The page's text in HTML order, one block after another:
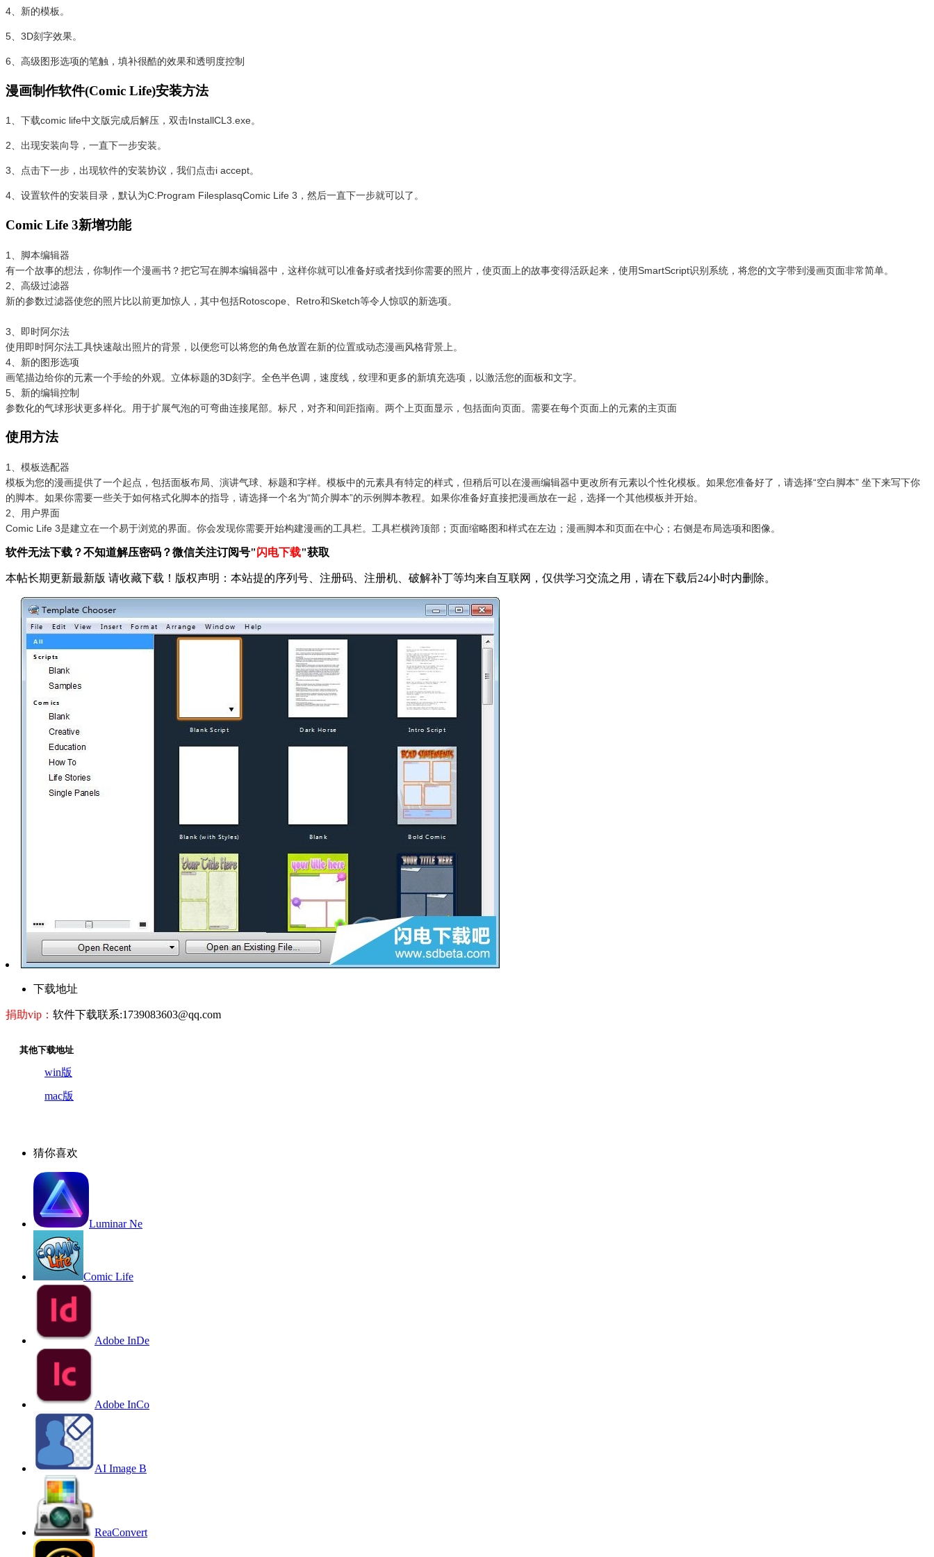
4、新的模板。
5、3D刻字效果。
6、高级图形选项的笔触，填补很酷的效果和透明度控制
漫画制作软件(Comic Life)安装方法
1、下载comic life中文版完成后解压，双击InstallCL3.exe。
2、出现安装向导，一直下一步安装。
3、点击下一步，出现软件的安装协议，我们点击i accept。
4、设置软件的安装目录，默认为C:Program FilesplasqComic Life 3，然后一直下一步就可以了。
Comic Life 3新增功能
1、脚本编辑器
有一个故事的想法，你制作一个漫画书？把它写在脚本编辑器中，这样你就可以准备好或者找到你需要的照片，使页面上的故事变得活跃起来，使用SmartScript识别系统，将您的文字带到漫画页面非常简单。
2、高级过滤器
新的参数过滤器使您的照片比以前更加惊人，其中包括Rotoscope、Retro和Sketch等令人惊叹的新选项。
3、即时阿尔法
使用即时阿尔法工具快速敲出照片的背景，以便您可以将您的角色放置在新的位置或动态漫画风格背景上。
4、新的图形选项
画笔描边给你的元素一个手绘的外观。立体标题的3D刻字。全色半色调，速度线，纹理和更多的新填充选项，以激活您的面板和文字。
5、新的编辑控制
参数化的气球形状更多样化。用于扩展气泡的可弯曲连接尾部。标尺，对齐和间距指南。两个上页面显示，包括面向页面。需要在每个页面上的元素的主页面
使用方法
1、模板选配器
模板为您的漫画提供了一个起点，包括面板布局、演讲气球、标题和字样。模板中的元素具有特定的样式，但稍后可以在漫画编辑器中更改所有元素以个性化模板。如果您准备好了，请选择“空白脚本” 坐下来写下你
的脚本。如果你需要一些关于如何格式化脚本的指导，请选择一个名为“简介脚本”的示例脚本教程。如果你准备好直接把漫画放在一起，选择一个其他模板并开始。
2、用户界面
Comic Life 3是建立在一个易于浏览的界面。你会发现你需要开始构建漫画的工具栏。工具栏横跨顶部；页面缩略图和样式在左边；漫画脚本和页面在中心；右侧是布局选项和图像。
软件无法下载？不知道解压密码？微信关注订阅号"闪电下载"获取
本帖长期更新最新版 请收藏下载！版权声明：本站提的序列号、注册码、注册机、破解补丁等均来自互联网，仅供学习交流之用，请在下载后24小时内删除。
下载地址
捐助vip： 软件下载联系:1739083603@qq.com
其他下载地址
win版
mac版
猜你喜欢
Luminar Ne
Comic Life
Adobe InDe
Adobe InCo
AI Image B
ReaConvert